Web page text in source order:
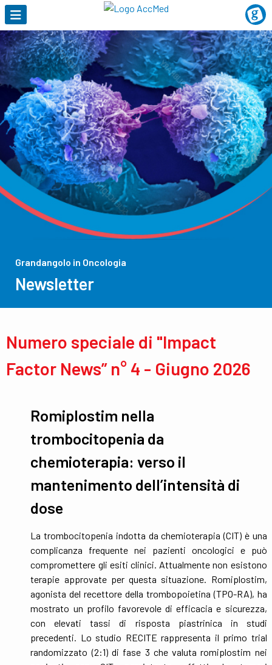
Grandangolo in Oncologia
Newsletter
Numero speciale di "Impact
Factor News” n° 4 - Giugno 2026
Romiplostim nella
trombocitopenia da
chemioterapia: verso il
mantenimento dell’intensità di
dose
La trombocitopenia indotta da chemioterapia (CIT) è una
complicanza frequente nei pazienti oncologici e può
compromettere gli esiti clinici. Attualmente non esistono
terapie approvate per questa situazione. Romiplostim,
agonista del recettore della trombopoietina (TPO-RA), ha
mostrato un profilo favorevole di efficacia e sicurezza,
con elevati tassi di risposta piastrinica in studi
precedenti. Lo studio RECITE rappresenta il primo trial
randomizzato (2:1) di fase 3 che valuta romiplostim nei